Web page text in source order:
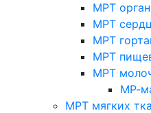
МРТ
МРТ
МРТ
МРТ
МРТ
МР-
МРТ мягких